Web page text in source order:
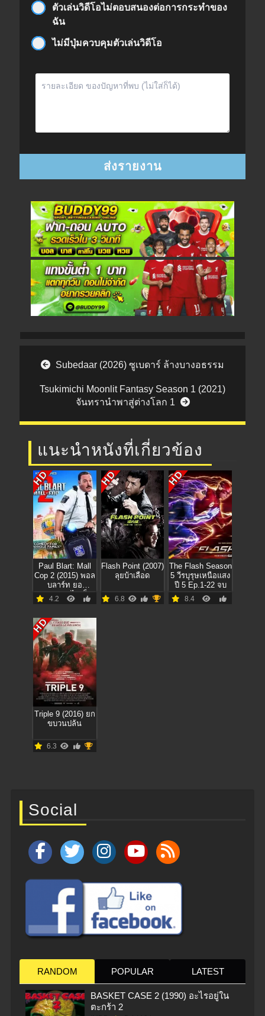
ตัวเล่นวิดีโอไม่ตอบสนองต่อการกระทำของ
ฉัน
ไม่มีปุ่มควบคุมตัวเล่นวิดีโอ
Post navigation
Subedaar (2026) ซูเบดาร์ ล้างบางอธรรม
Tsukimichi Moonlit Fantasy Season 1 (2021)
จันทรานำพาสู่ต่างโลก 1
แนะนำหนังที่เกี่ยวข้อง
HD
Paul Blart: Mall
Cop 2 (2015) พอล
บลาร์ท ยอ
ดรปภ.หงอไม่เป็น
4.2
HD
Flash Point (2007)
ลุยบ้าเลือด
6.8
HD
The Flash Season
5 วีรบุรุษเหนือแสง
ปี 5 Ep.1-22 จบ
8.4
HD
Triple 9 (2016) ยก
ขบวนปล้น
6.3
Social
RANDOM POPULAR LATEST
BASKET CASE 2 (1990) อะไรอยู่ใน
ตะกร้า 2